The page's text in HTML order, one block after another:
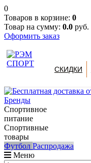
0
Товаров в корзине: 0
Товар на сумму: 0.0 руб.
Оформить заказ
СКИДКИ
Бренды
Спортивное
питание
Спортивные
товары
Футбол Распродажа
Меню